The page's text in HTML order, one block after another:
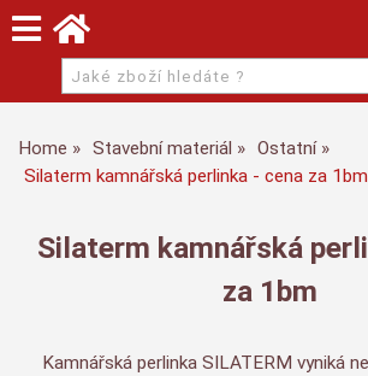
Home Stavební materiál
Ostatní
Silaterm kamnářská perlinka - cena za 1bm
Silaterm kamnářská
za 1bm
Kamnářská perlinka SILATERM vyniká